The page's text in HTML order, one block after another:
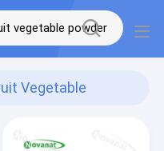
Vegetable